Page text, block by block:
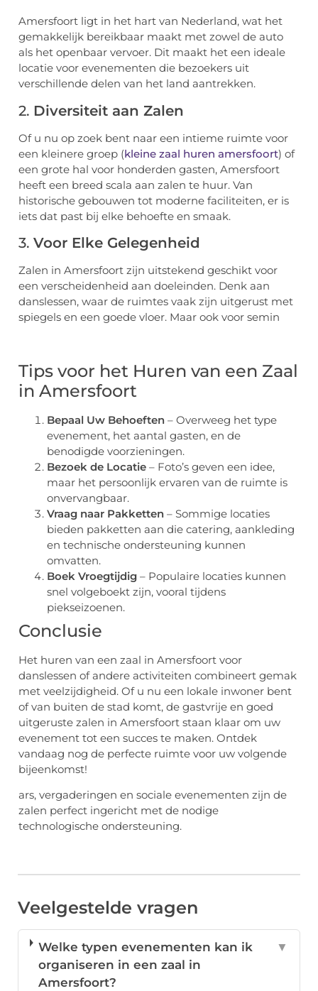
Amersfoort ligt in het hart van Nederland, wat het
gemakkelijk bereikbaar maakt met zowel de auto
als het openbaar vervoer. Dit maakt het een ideale
locatie voor evenementen die bezoekers uit
verschillende delen van het land aantrekken.
2. Diversiteit aan Zalen
Of u nu op zoek bent naar een intieme ruimte voor
een kleinere groep (kleine zaal huren amersfoort) of
een grote hal voor honderden gasten, Amersfoort
heeft een breed scala aan zalen te huur. Van
historische gebouwen tot moderne faciliteiten, er is
iets dat past bij elke behoefte en smaak.
3. Voor Elke Gelegenheid
Zalen in Amersfoort zijn uitstekend geschikt voor
een verscheidenheid aan doeleinden. Denk aan
danslessen, waar de ruimtes vaak zijn uitgerust met
spiegels en een goede vloer. Maar ook voor semin
Tips voor het Huren van een Zaal
in Amersfoort
Bepaal Uw Behoeften – Overweeg het type
evenement, het aantal gasten, en de
benodigde voorzieningen.
Bezoek de Locatie – Foto’s geven een idee,
maar het persoonlijk ervaren van de ruimte is
onvervangbaar.
Vraag naar Pakketten – Sommige locaties
bieden pakketten aan die catering, aankleding
en technische ondersteuning kunnen
omvatten.
Boek Vroegtijdig – Populaire locaties kunnen
snel volgeboekt zijn, vooral tijdens
piekseizoenen.
Conclusie
Het huren van een zaal in Amersfoort voor
danslessen of andere activiteiten combineert gemak
met veelzijdigheid. Of u nu een lokale inwoner bent
of van buiten de stad komt, de gastvrije en goed
uitgeruste zalen in Amersfoort staan klaar om uw
evenement tot een succes te maken. Ontdek
vandaag nog de perfecte ruimte voor uw volgende
bijeenkomst!
ars, vergaderingen en sociale evenementen zijn de
zalen perfect ingericht met de nodige
technologische ondersteuning.
Veelgestelde vragen
Welke typen evenementen kan ik
organiseren in een zaal in
Amersfoort?
▼